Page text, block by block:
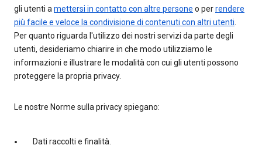
gli utenti amettersi in contatto con altre persone o perrendere
più facile e veloce la condivisione di contenuti con altri utenti.
Per quanto riguarda l'utilizzo dei nostri servizi da parte degli
utenti, desideriamo chiarire in che modo utilizziamo le
informazioni e illustrare le modalità con cui gli utenti possono
proteggere la propria privacy.
Le nostre Norme sulla privacy spiegano:
Dati raccolti e finalità.